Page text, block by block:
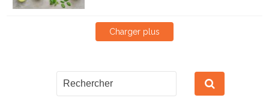
Charger plus